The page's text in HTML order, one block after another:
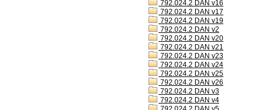
792.024.2 DAN v16
792.024.2 DAN v17
792.024.2 DAN v19
792.024.2 DAN v2
792.024.2 DAN v20
792.024.2 DAN v21
792.024.2 DAN v23
792.024.2 DAN v24
792.024.2 DAN v25
792.024.2 DAN v26
792.024.2 DAN v3
792.024.2 DAN v4